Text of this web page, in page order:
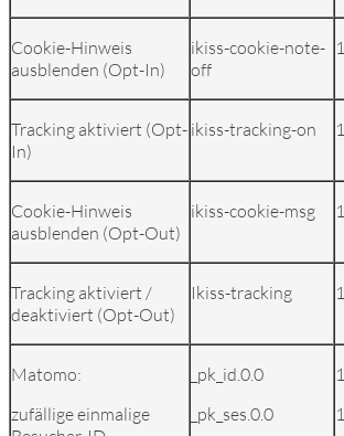
Cookie-Hinweis
ausblenden (Opt-In)
ikiss-cookie-note-
off
Tracking aktiviert (Opt-
In)
ikiss-tracking-on
Cookie-Hinweis
ausblenden (Opt-Out)
ikiss-cookie-msg
Tracking aktiviert /
deaktiviert (Opt-Out)
Ikiss-tracking
Matomo:
zufällige einmalige
_pk_id.0.0
_pk_ses.0.0